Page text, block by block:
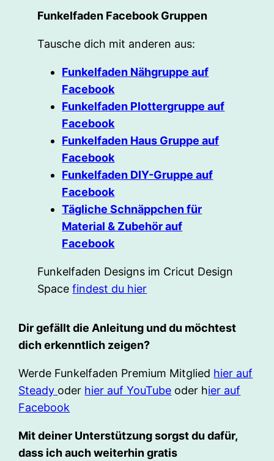
Funkelfaden Facebook Gruppen
Tausche dich mit anderen aus:
Funkelfaden Nähgruppe auf
Facebook
Funkelfaden Plottergruppe auf
Facebook
Funkelfaden Haus Gruppe auf
Facebook
Funkelfaden DIY-Gruppe auf
Facebook
Tägliche Schnäppchen für
Material & Zubehör auf
Facebook
Funkelfaden Designs im Cricut Design
Spacefindest du hier
Dir gefällt die Anleitung und du möchtest
dich erkenntlich zeigen?
Werde Funkelfaden Premium Mitglied hier auf
Steady oder hier auf YouTube oder hier auf
Facebook
Mit deiner Unterstützung sorgst du dafür,
dass ich auch weiterhin gratis